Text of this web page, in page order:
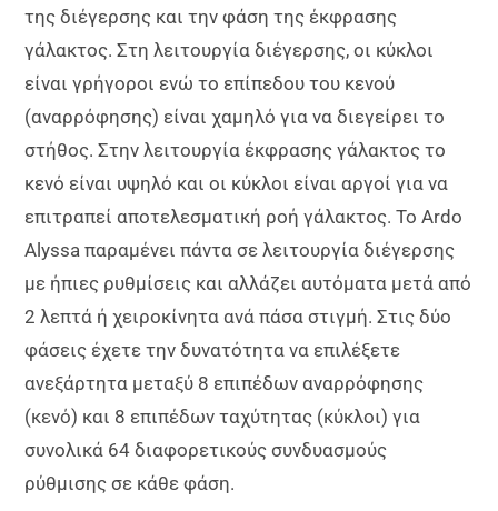
της διέγερσης και την φάση της έκφρασης
γάλακτος. Στη λειτουργία διέγερσης, οι κύκλοι
είναι γρήγοροι ενώ το επίπεδου του κενού
(αναρρόφησης) είναι χαμηλό για να διεγείρει το
στήθος. Στην λειτουργία έκφρασης γάλακτος το
κενό είναι υψηλό και οι κύκλοι είναι αργοί για να
επιτραπεί αποτελεσματική ροή γάλακτος. Το Ardo
Alyssa παραμένει πάντα σε λειτουργία διέγερσης
με ήπιες ρυθμίσεις και αλλάζει αυτόματα μετά από
2 λεπτά ή χειροκίνητα ανά πάσα στιγμή. Στις δύο
φάσεις έχετε την δυνατότητα να επιλέξετε
ανεξάρτητα μεταξύ 8 επιπέδων αναρρόφησης
(κενό) και 8 επιπέδων ταχύτητας (κύκλοι) για
συνολικά 64 διαφορετικούς συνδυασμούς
ρύθμισης σε κάθε φάση.